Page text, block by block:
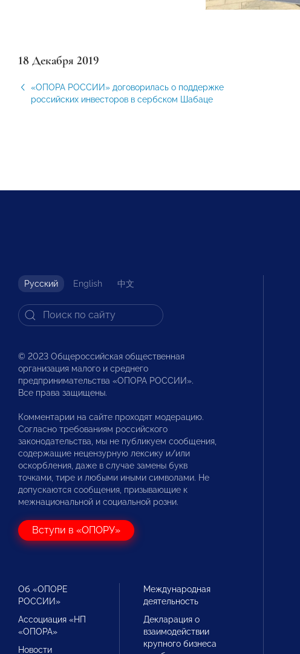
18 Декабря 2019
«ОПОРА РОССИИ» договорилась о поддержке
российских инвесторов в сербском Шабаце
Русский English 中文
© 2023 Общероссийская общественная
организация малого и среднего
предпринимательства «ОПОРА РОССИИ».
Все права защищены.
Комментарии на сайте проходят модерацию.
Согласно требованиям российского
законодательства, мы не публикуем сообщения,
содержащие нецензурную лексику и/или
оскорбления, даже в случае замены букв
точками, тире и любыми иными символами. Не
допускаются сообщения, призывающие к
межнациональной и социальной розни.
Вступи в «ОПОРУ»
Об «ОПОРЕ
РОССИИ»
Ассоциация «НП
«ОПОРА»
Новости
Международная
деятельность
Декларация о
взаимодействии
крупного бизнеса